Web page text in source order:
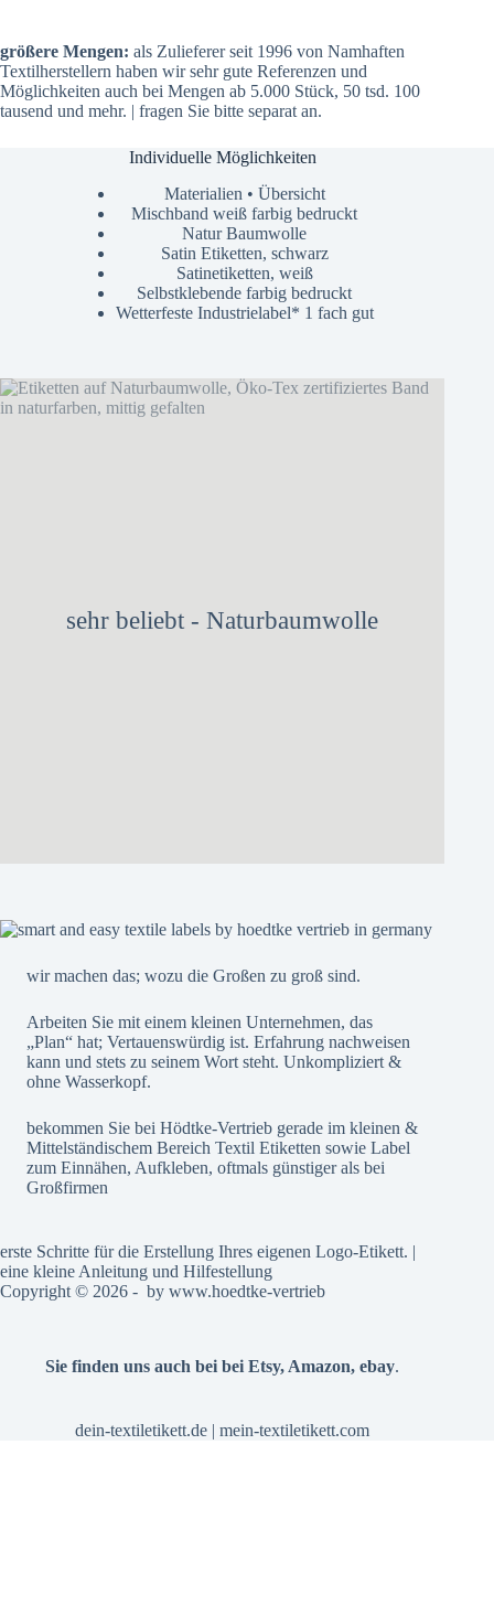
größere Mengen: als Zulieferer seit 1996 von Namhaften
Textilherstellern haben wir sehr gute Referenzen und
Möglichkeiten auch bei Mengen ab 5.000 Stück, 50 tsd. 100
tausend und mehr. | fragen Sie bitte separat an.
Individuelle Möglichkeiten
Materialien • Übersicht
Mischband weiß farbig bedruckt
Natur Baumwolle
Satin Etiketten, schwarz
Satinetiketten, weiß
Selbstklebende farbig bedruckt
Wetterfeste Industrielabel* 1 fach gut
sehr beliebt - Naturbaumwolle
wir machen das; wozu die Großen zu groß sind.
Arbeiten Sie mit einem kleinen Unternehmen, das
„Plan“ hat; Vertauenswürdig ist. Erfahrung nachweisen
kann und stets zu seinem Wort steht. Unkompliziert &
ohne Wasserkopf.
bekommen Sie bei Hödtke-Vertrieb gerade im kleinen &
Mittelständischem Bereich Textil Etiketten sowie Label
zum Einnähen, Aufkleben, oftmals günstiger als bei
Großfirmen
erste Schritte für die Erstellung Ihres eigenen Logo-Etikett. |
eine kleine Anleitung und Hilfestellung
Copyright © 2026 - by www.hoedtke-vertrieb
Sie finden uns auch bei beiEtsy, Amazon,ebay.
dein-textiletikett.de |mein-textiletikett.com